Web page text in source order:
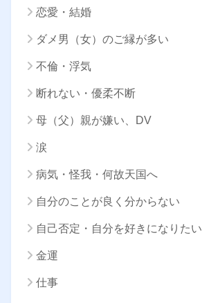
恋愛・結婚
ダメ男（女）のご縁が多い
不倫・浮気
断れない・優柔不断
母（父）親が嫌い、DV
涙
病気・怪我・何故天国へ
自分のことが良く分からない
自己否定・自分を好きになりたい
金運
仕事